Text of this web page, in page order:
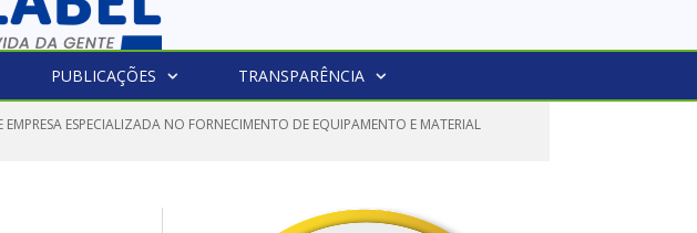
PUBLICAÇÕES TRANSPARÊNCIA
ESPECIALIZADA NO FORNECIMENTO DE EQUIPAMENTO E MATERIAL